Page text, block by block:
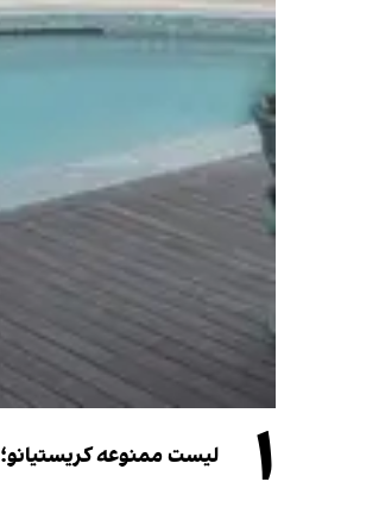
۱ لیست ممنوعه کریستیانو؛ ۱۰ چهره‌ای که در مراسم عروسی رونالدو و جورجینا جایی ندارند